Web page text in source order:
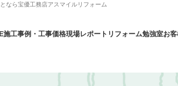
なら宝優工務店アスマイルリフォーム
施工事例・工事価格現場レポート リフォーム勉強室お